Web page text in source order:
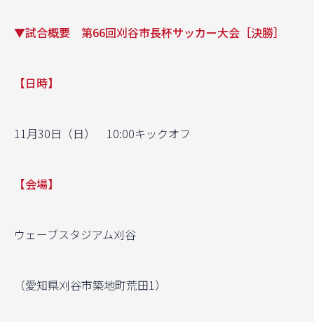
▼試合概要 第66回刈谷市長杯サッカー大会［決勝］
【日時】
11月30日（日） 10:00キックオフ
【会場】
ウェーブスタジアム刈谷
（愛知県刈谷市築地町荒田1）